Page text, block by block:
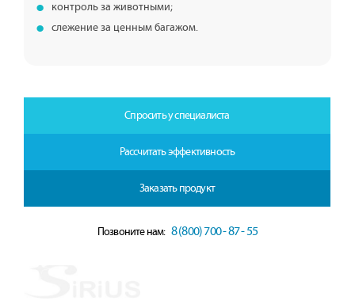
контроль за животными;
слежение за ценным багажом.
Спросить у специалиста
Рассчитать эффективность
Заказать продукт
Позвоните нам: 8 (800) 700 - 87 - 55